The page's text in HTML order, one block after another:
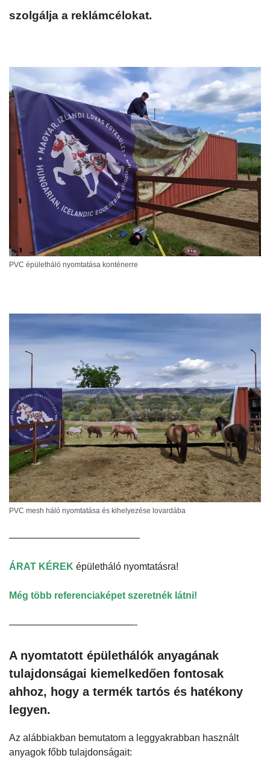
szolgálja a reklámcélokat.
PVC épületháló nyomtatása konténerre
PVC mesh háló nyomtatása és kihelyezése lovardába
—————————————–
ÁRAT KÉREK épületháló nyomtatásra!
Még több referenciaképet szeretnék látni!
—————————————-
A nyomtatott épülethálók anyagának
tulajdonságai kiemelkedően fontosak
ahhoz, hogy a termék tartós és hatékony
legyen.
Az alábbiakban bemutatom a leggyakrabban használt
anyagok főbb tulajdonságait: